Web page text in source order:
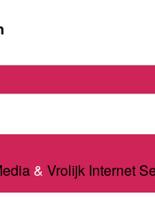
& Vrolijk Internet